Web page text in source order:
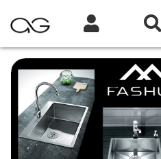
Каталог Инфо